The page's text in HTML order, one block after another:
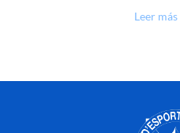
Leer más